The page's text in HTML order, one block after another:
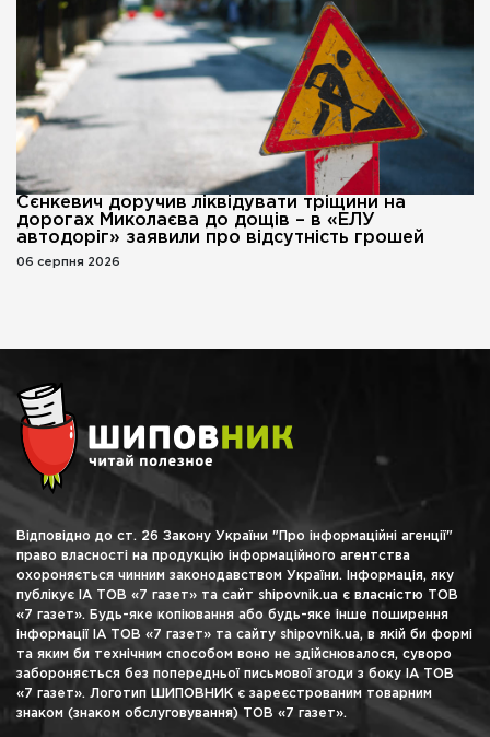
Сєнкевич доручив ліквідувати тріщини на
дорогах Миколаєва до дощів – в «ЕЛУ
автодоріг» заявили про відсутність грошей
06 серпня 2026
Відповідно до ст. 26 Закону України "Про інформаційні агенції"
право власності на продукцію інформаційного агентства
охороняється чинним законодавством України. Інформація, яку
публікує ІА ТОВ «7 газет» та сайт shipovnik.ua є власністю ТОВ
«7 газет». Будь-яке копіювання або будь-яке інше поширення
інформації ІА ТОВ «7 газет» та сайту shipovnik.ua, в якій би формі
та яким би технічним способом воно не здійснювалося, суворо
забороняється без попередньої письмової згоди з боку ІА ТОВ
«7 газет». Логотип ШИПОВНИК є зареєстрованим товарним
знаком (знаком обслуговування) ТОВ «7 газет».